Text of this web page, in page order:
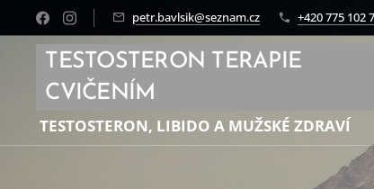
petr.bavlsik@seznam.cz +420 775 102
TESTOSTERON TERAPIE
CVIČENÍM
TESTOSTERON, LIBIDO A MUŽSKÉ ZDRAVÍ